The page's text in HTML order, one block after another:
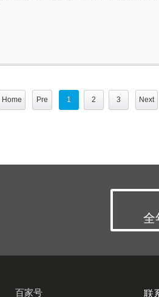
Home Pre 1 2 3 Next
全
百家号 联